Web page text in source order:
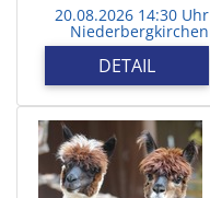
20.08.2026 14:30 Uhr
Niederbergkirchen
DETAIL